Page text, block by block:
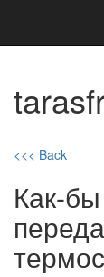
<<< Back
Как-